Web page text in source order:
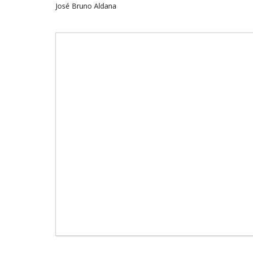
José Bruno Aldana